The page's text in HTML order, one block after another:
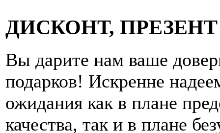
ДИСКОНТ,
Вы дарите нам ваше
подарков! Искренне
ожидания как в плане
качества, так и в плане